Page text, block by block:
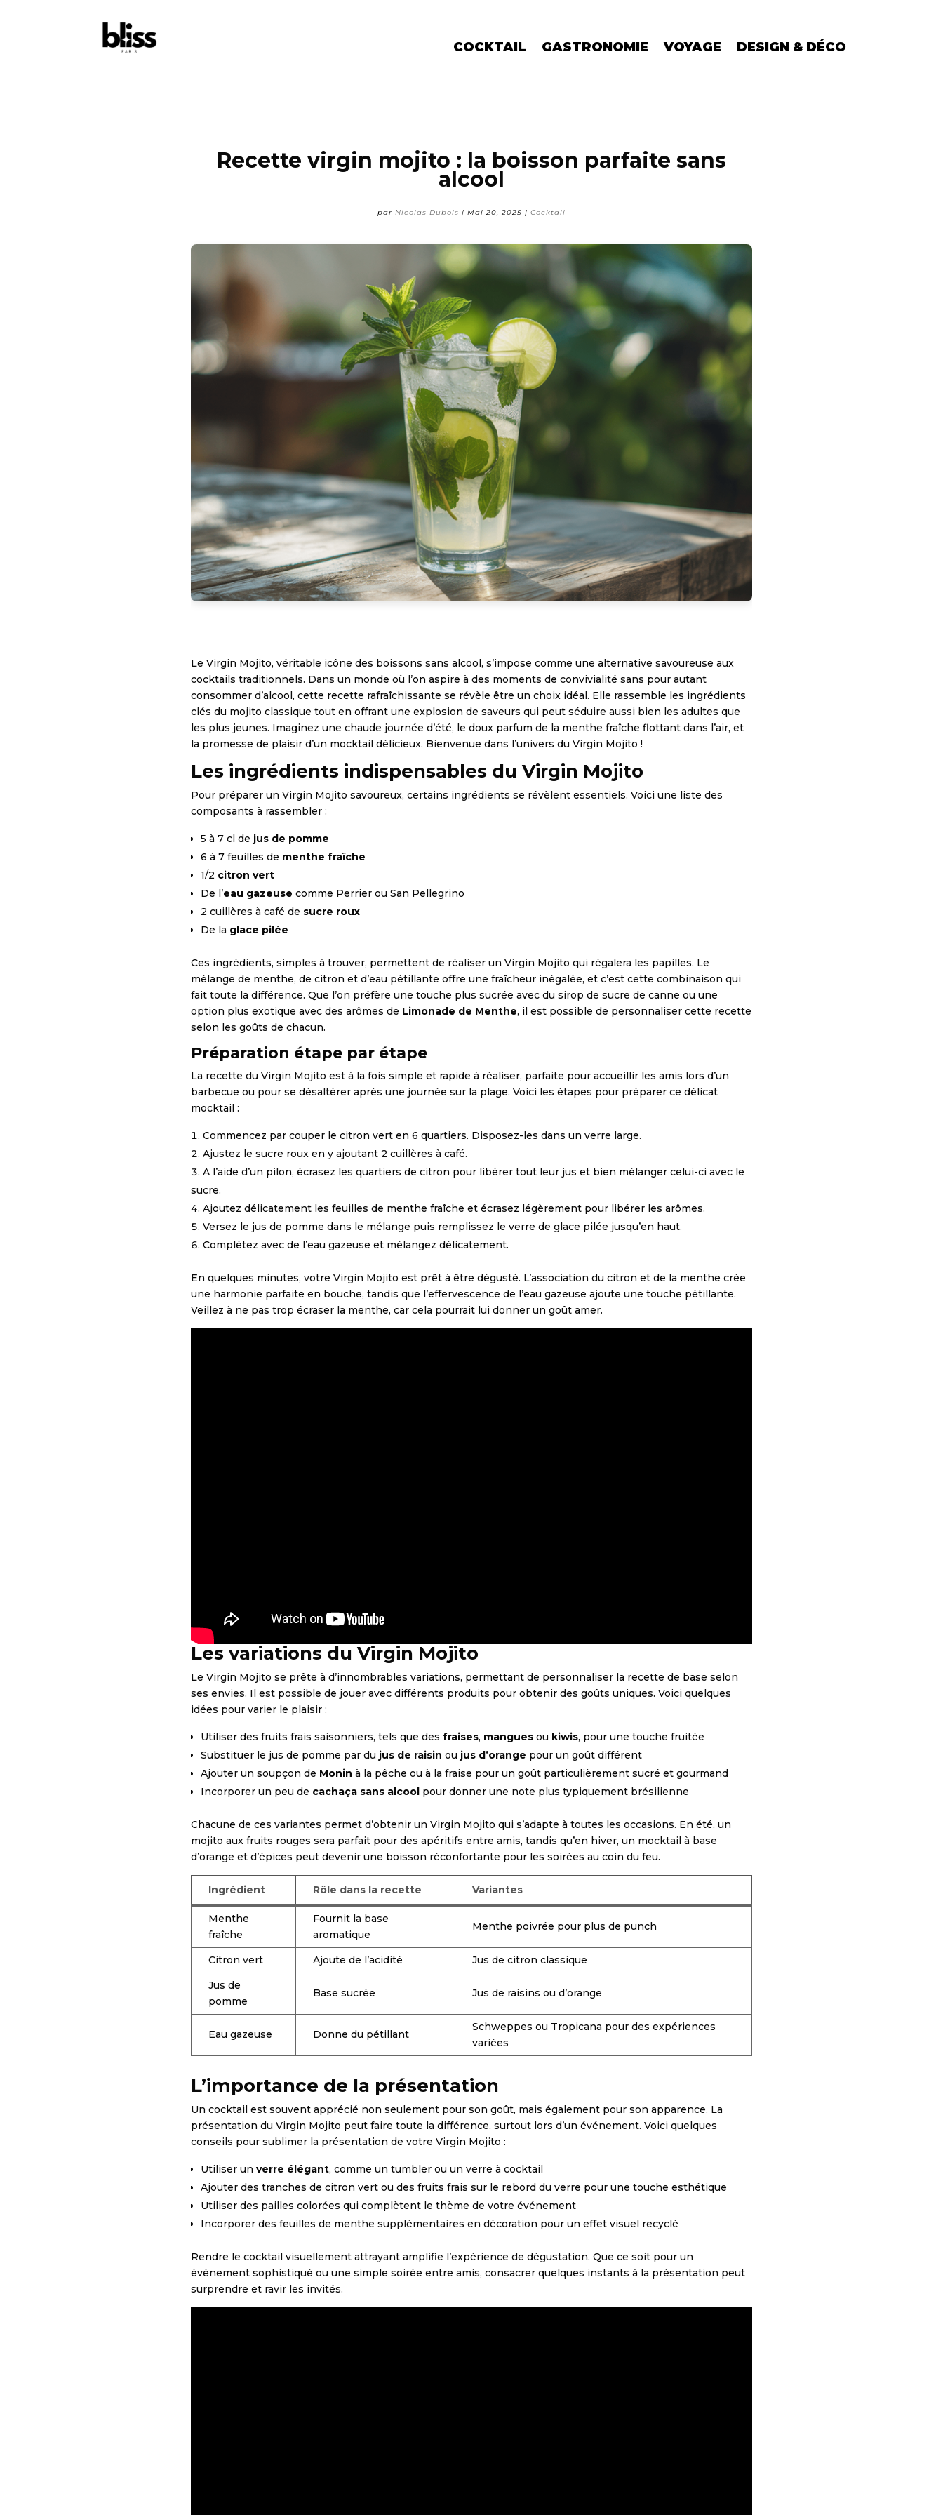
COCKTAIL GASTRONOMIE VOYAGE DESIGN & DÉCO
Recette virgin mojito : la boisson parfaite sans
alcool
par Nicolas Dubois | Mai 20, 2025 | Cocktail
Le Virgin Mojito, véritable icône des boissons sans alcool, s’impose comme une alternative savoureuse aux
cocktails traditionnels. Dans un monde où l’on aspire à des moments de convivialité sans pour autant
consommer d’alcool, cette recette rafraîchissante se révèle être un choix idéal. Elle rassemble les ingrédients
clés du mojito classique tout en offrant une explosion de saveurs qui peut séduire aussi bien les adultes que
les plus jeunes. Imaginez une chaude journée d’été, le doux parfum de la menthe fraîche flottant dans l’air, et
la promesse de plaisir d’un mocktail délicieux. Bienvenue dans l’univers du Virgin Mojito !
Les ingrédients indispensables du Virgin Mojito
Pour préparer un Virgin Mojito savoureux, certains ingrédients se révèlent essentiels. Voici une liste des
composants à rassembler :
5 à 7 cl de jus de pomme
6 à 7 feuilles de menthe fraîche
1/2 citron vert
De l’eau gazeuse comme Perrier ou San Pellegrino
2 cuillères à café de sucre roux
De la glace pilée
Ces ingrédients, simples à trouver, permettent de réaliser un Virgin Mojito qui régalera les papilles. Le
mélange de menthe, de citron et d’eau pétillante offre une fraîcheur inégalée, et c’est cette combinaison qui
fait toute la différence. Que l’on préfère une touche plus sucrée avec du sirop de sucre de canne ou une
option plus exotique avec des arômes de Limonade de Menthe, il est possible de personnaliser cette recette
selon les goûts de chacun.
Préparation étape par étape
La recette du Virgin Mojito est à la fois simple et rapide à réaliser, parfaite pour accueillir les amis lors d’un
barbecue ou pour se désaltérer après une journée sur la plage. Voici les étapes pour préparer ce délicat
mocktail :
Commencez par couper le citron vert en 6 quartiers. Disposez-les dans un verre large.
Ajustez le sucre roux en y ajoutant 2 cuillères à café.
A l’aide d’un pilon, écrasez les quartiers de citron pour libérer tout leur jus et bien mélanger celui-ci avec le
sucre.
Ajoutez délicatement les feuilles de menthe fraîche et écrasez légèrement pour libérer les arômes.
Versez le jus de pomme dans le mélange puis remplissez le verre de glace pilée jusqu’en haut.
Complétez avec de l’eau gazeuse et mélangez délicatement.
En quelques minutes, votre Virgin Mojito est prêt à être dégusté. L’association du citron et de la menthe crée
une harmonie parfaite en bouche, tandis que l’effervescence de l’eau gazeuse ajoute une touche pétillante.
Veillez à ne pas trop écraser la menthe, car cela pourrait lui donner un goût amer.
Les variations du Virgin Mojito
Le Virgin Mojito se prête à d’innombrables variations, permettant de personnaliser la recette de base selon
ses envies. Il est possible de jouer avec différents produits pour obtenir des goûts uniques. Voici quelques
idées pour varier le plaisir :
Utiliser des fruits frais saisonniers, tels que des fraises, mangues ou kiwis, pour une touche fruitée
Substituer le jus de pomme par du jus de raisin ou jus d’orange pour un goût différent
Ajouter un soupçon de Monin à la pêche ou à la fraise pour un goût particulièrement sucré et gourmand
Incorporer un peu de cachaça sans alcool pour donner une note plus typiquement brésilienne
Chacune de ces variantes permet d’obtenir un Virgin Mojito qui s’adapte à toutes les occasions. En été, un
mojito aux fruits rouges sera parfait pour des apéritifs entre amis, tandis qu’en hiver, un mocktail à base
d’orange et d’épices peut devenir une boisson réconfortante pour les soirées au coin du feu.
Ingrédient Rôle dans la recette Variantes
Menthe
fraîche
Fournit la base
aromatique
Menthe poivrée pour plus de punch
Citron vert Ajoute de l’acidité
Jus de citron classique
Jus de
pomme
Base sucrée Jus de raisins ou d’orange
Eau gazeuse Donne du pétillant
Schweppes ou Tropicana pour des expériences
variées
L’importance de la présentation
Un cocktail est souvent apprécié non seulement pour son goût, mais également pour son apparence. La
présentation du Virgin Mojito peut faire toute la différence, surtout lors d’un événement. Voici quelques
conseils pour sublimer la présentation de votre Virgin Mojito :
Utiliser un verre élégant, comme un tumbler ou un verre à cocktail
Ajouter des tranches de citron vert ou des fruits frais sur le rebord du verre pour une touche esthétique
Utiliser des pailles colorées qui complètent le thème de votre événement
Incorporer des feuilles de menthe supplémentaires en décoration pour un effet visuel recyclé
Rendre le cocktail visuellement attrayant amplifie l’expérience de dégustation. Que ce soit pour un
événement sophistiqué ou une simple soirée entre amis, consacrer quelques instants à la présentation peut
surprendre et ravir les invités.